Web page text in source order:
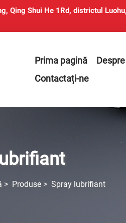
Qing Shui He 1Rd, districtul
Prima pagină
Contactați-ne
> Produse > Spray lubrifiant